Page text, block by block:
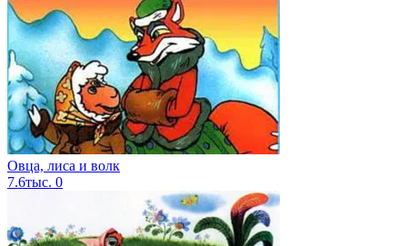
Овца, лиса и волк
7.6тыс. 0